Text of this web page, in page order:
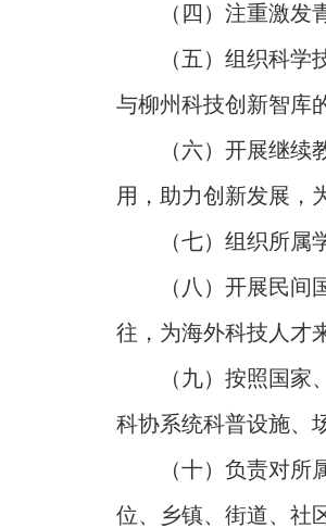
（四）注重激
（五）组织科
与柳州科技创新智库
（六）开展继
用，助力创新发展，
（七）组织所
（八）开展民
往，为海外科技人才
（九）按照国
科协系统科普设施、
（十）负责对
位、乡镇、街道、社